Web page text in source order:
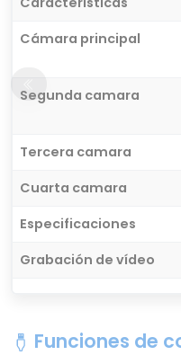
Cámara principal
Segunda camara
Tercera camara
Cuarta camara
Especificaciones
Grabación de vídeo
Funciones de